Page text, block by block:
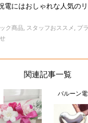
電にはおしゃれな人気の
ク商品, スタッフおススメ, プ
関連記事一覧
バルーン